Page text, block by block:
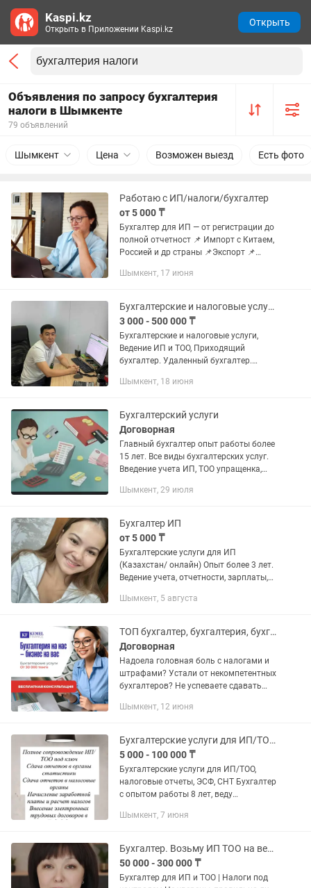
Объявления по запросу бухгалтерия
налоги в Шымкенте
79 объявлений
Шымкент Цена Возможен выезд Есть фото
Работаю с ИП/налоги/бухгалтер
от 5 000 ₸
Бухгалтер для ИП — от регистрации до
полной отчетност 📌 Импорт с Китаем,
Россией и др страны 📌Экспорт 📌
913, 701, 300, 200,328 и др) 📋 Сдача
Шымкент, 17 июня
Бухгалтерские и налоговые услуги, Ведение ИП, ТОО, Удаленный бухгалтер
3 000 - 500 000 ₸
Бухгалтерские и налоговые услуги,
Ведение ИП и ТОО, Приходящий
бухгалтер. Удаленный бухгалтер.
профессиональный бухгалтер уже 11
Шымкент, 18 июня
Бухгалтерский услуги
Договорная
Главный бухгалтер опыт работы более
15 лет. Все виды бухгалтерских услуг.
Введение учета ИП, ТОО упращенка,
отчетов, Банк, Начисление ЗП, Налоги,
Шымкент, 29 июля
Бухгалтер ИП
от 5 000 ₸
Бухгалтерские услуги для ИП
(Казахстан/ онлайн) Опыт более 3 лет.
Ведение учета, отчетности, зарплаты,
импорт/экспорт, ТИС, Розничный
Шымкент, 5 августа
ТОП бухгалтер, бухгалтерия, бухгалтерские услуги Шымкент
Договорная
Надоела головная боль с налогами и
штрафами? Устали от некомпетентных
бухгалтеров? Не успеваете сдавать
боитесь проверок от КГД? Не знаете,
Шымкент, 12 июня
Бухгалтерские услуги для ИП/ТОО, налоговые отчеты, ЭСФ, СНТ
5 000 - 100 000 ₸
Бухгалтерские услуги для ИП/ТОО,
налоговые отчеты, ЭСФ, СНТ Бухгалтер
с опытом работы 8 лет, веду
ИП/ТОО, помогаю клиентам избежать
Шымкент, 7 июня
Бухгалтер. Возьму ИП ТОО на ведение
50 000 - 300 000 ₸
Бухгалтер для ИП и ТОО | Налоги под
Kaspi.kz
Открыть в Приложении Kaspi.kz
Открыть